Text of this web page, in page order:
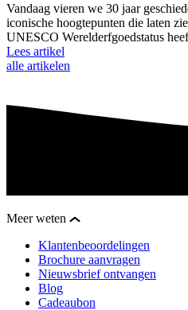
Vandaag vieren we 30 jaar
iconische hoogtepunten die laten
UNESCO Werelderfgoedstatus
Lees artikel
alle artikelen
Meer weten
Klantenbeoordelingen
Brochure aanvragen
Nieuwsbrief ontvangen
Blog
Cadeaubon